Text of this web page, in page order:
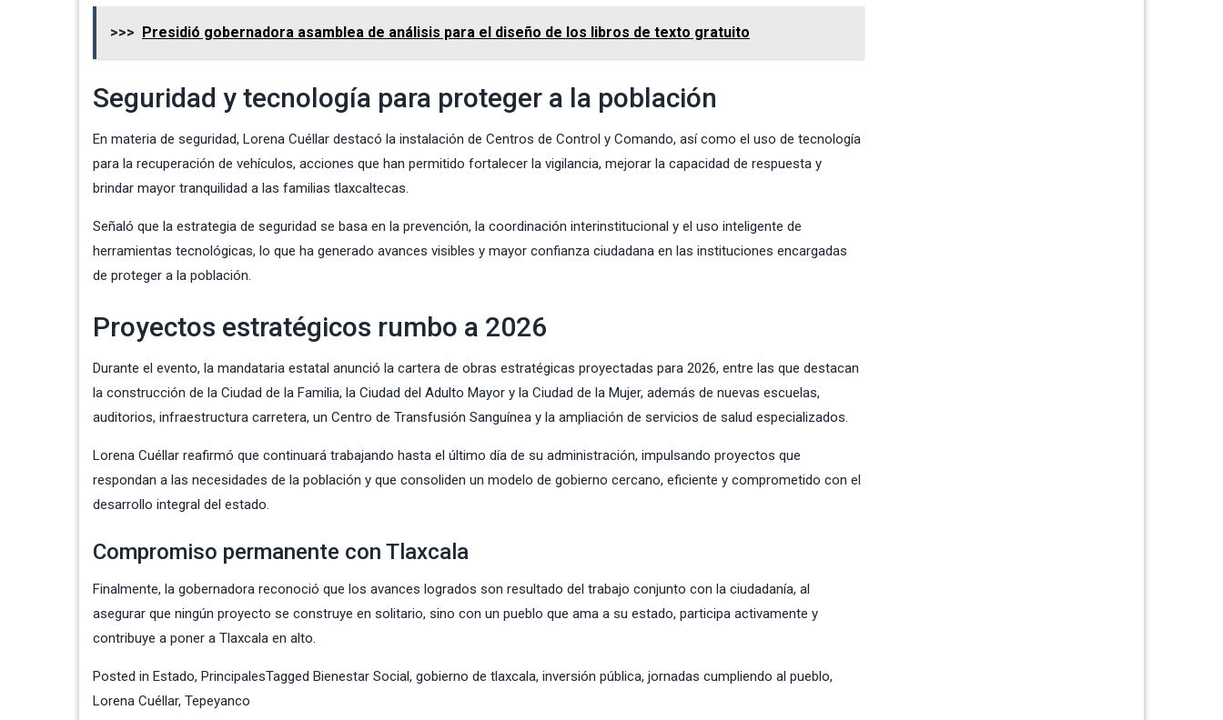
>>> Presidió gobernadora asamblea de análisis para el diseño de los libros de texto gratuito
Seguridad y tecnología para proteger a la población
En materia de seguridad, Lorena Cuéllar destacó la instalación de Centros de Control y Comando, así como el uso de tecnología
para la recuperación de vehículos, acciones que han permitido fortalecer la vigilancia, mejorar la capacidad de respuesta y
brindar mayor tranquilidad a las familias tlaxcaltecas.
Señaló que la estrategia de seguridad se basa en la prevención, la coordinación interinstitucional y el uso inteligente de
herramientas tecnológicas, lo que ha generado avances visibles y mayor confianza ciudadana en las instituciones encargadas
de proteger a la población.
Proyectos estratégicos rumbo a 2026
Durante el evento, la mandataria estatal anunció la cartera de obras estratégicas proyectadas para 2026, entre las que destacan
la construcción de la Ciudad de la Familia, la Ciudad del Adulto Mayor y la Ciudad de la Mujer, además de nuevas escuelas,
auditorios, infraestructura carretera, un Centro de Transfusión Sanguínea y la ampliación de servicios de salud especializados.
Lorena Cuéllar reafirmó que continuará trabajando hasta el último día de su administración, impulsando proyectos que
respondan a las necesidades de la población y que consoliden un modelo de gobierno cercano, eficiente y comprometido con el
desarrollo integral del estado.
Compromiso permanente con Tlaxcala
Finalmente, la gobernadora reconoció que los avances logrados son resultado del trabajo conjunto con la ciudadanía, al
asegurar que ningún proyecto se construye en solitario, sino con un pueblo que ama a su estado, participa activamente y
contribuye a poner a Tlaxcala en alto.
Posted in Estado, PrincipalesTagged Bienestar Social, gobierno de tlaxcala, inversión pública, jornadas cumpliendo al pueblo,
Lorena Cuéllar, Tepeyanco